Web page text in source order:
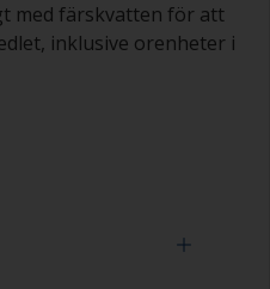
med färskvatten för att
inklusive orenheter i